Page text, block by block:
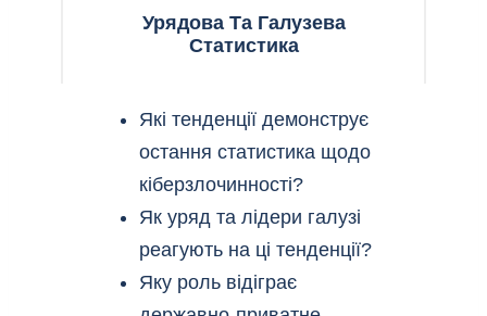
Урядова Та Галузева
Статистика
Які тенденції демонструє
остання статистика щодо
кіберзлочинності?
Як уряд та лідери галузі
реагують на ці тенденції?
Яку роль відіграє